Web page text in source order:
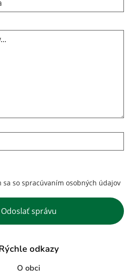
sa so spracúvaním osobných údajov
Odoslať správu
odkazy
O obci